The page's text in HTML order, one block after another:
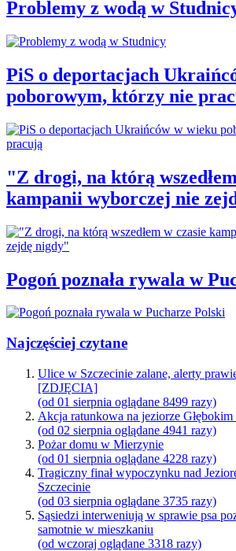
Problemy z wodą w
PiS o deportacjach
poborowym, którzy nie
"Z drogi, na którą
kampanii wyborczej nie
Pogoń poznała rywala w
Najczęściej czytane
Ulice w Szczecinie zalane, alerty
[ZDJĘCIA]
(od 01 sierpnia oglądane 8499 razy)
Akcja ratunkowa na jeziorze
(od 02 sierpnia oglądane 4941 razy)
Pożar domu w Mierzynie
(od 01 sierpnia oglądane 4228 razy)
Tragiczny finał wypoczynku nad
Szczecinie
(od 03 sierpnia oglądane 3735 razy)
Sąsiedzi interweniują w sprawie psa
samotnie w mieszkaniu
(od wczoraj oglądane 3318 razy)